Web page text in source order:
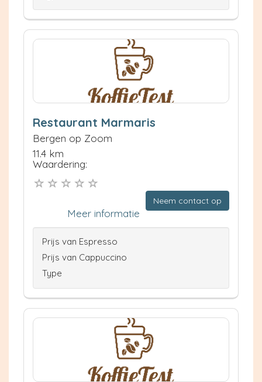
Restaurant Marmaris
Bergen op Zoom
11.4 km
Waardering:
Neem contact op
Meer informatie
Prijs van Espresso
Prijs van Cappuccino
Type